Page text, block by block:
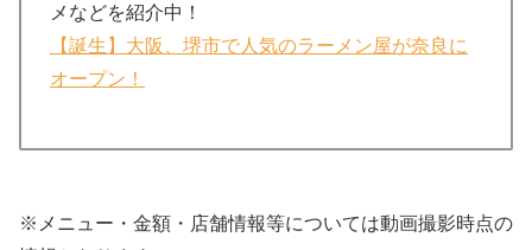
メなどを紹介中！
【誕生】大阪、堺市で人気のラーメン屋が奈良に
オープン！
※メニュー・金額・店舗情報等については動画撮影時点の